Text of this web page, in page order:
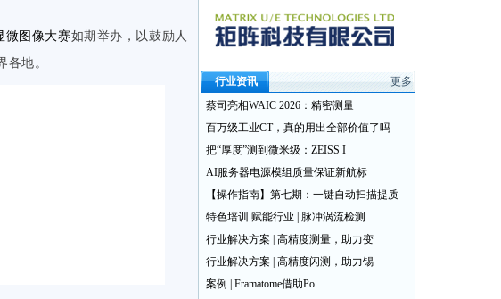
微图像大赛如期举办，以鼓励人
地。
行业资讯
更多
蔡司亮相WAIC 2026：精密测量
百万级工业CT，真的用出全部价值了吗
把“厚度”测到微米级：ZEISS I
AI服务器电源模组质量保证新航标
【操作指南】第七期：一键自动扫描提质
特色培训 赋能行业 | 脉冲涡流检测
行业解决方案 | 高精度测量，助力变
行业解决方案 | 高精度闪测，助力锡
案例 | Framatome借助Po